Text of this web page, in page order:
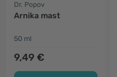
Dr. Popov
Arnika mast
50 ml
9,49 €